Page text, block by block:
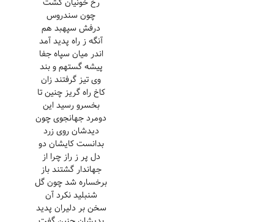
چون سندروس
درفش سپهبد هم
آنگه ز راه پدید آمد
اندر میان سپاه جفا
پیشه گستهم و بند
وی تیز گرفتند زان
کاخ راه گریز چنین تا
بخسرو رسید این
دومرد جهانجوی چون
دیدشان روی زرد
بدانست کایشان دو
دل پر ز راز چرا از
جهاندار گشتند باز
برخساره شد چون گل
شنبلید نکرد آن
سخن بر دلیران پدید